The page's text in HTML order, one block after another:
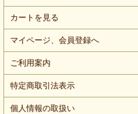
カートを見る
マイページ、会員登録へ
ご利用案内
特定商取引法表示
個人情報の取扱い